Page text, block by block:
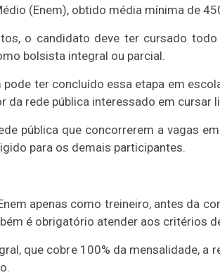
(Enem), obtido média mínima de
o candidato deve ter cursado
bolsista integral ou parcial.
ter concluído essa etapa em
da rede pública interessado em cursar
pública que concorrerem a vagas
para os demais participantes.
apenas como treineiro, antes da
é obrigatório atender aos critérios
que cobre 100% da mensalidade,